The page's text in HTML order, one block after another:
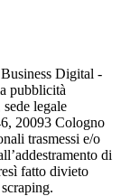
Digital -
pubblicità
legale
20093 Cologno
trasmessi e/o
di
fatto divieto